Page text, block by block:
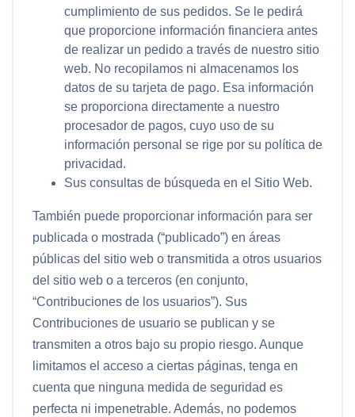
cumplimiento de sus pedidos. Se le pedirá
que proporcione información financiera antes
de realizar un pedido a través de nuestro sitio
web. No recopilamos ni almacenamos los
datos de su tarjeta de pago. Esa información
se proporciona directamente a nuestro
procesador de pagos, cuyo uso de su
información personal se rige por su política de
privacidad.
Sus consultas de búsqueda en el Sitio Web.
También puede proporcionar información para ser
publicada o mostrada (“publicado”) en áreas
públicas del sitio web o transmitida a otros usuarios
del sitio web o a terceros (en conjunto,
“Contribuciones de los usuarios”). Sus
Contribuciones de usuario se publican y se
transmiten a otros bajo su propio riesgo. Aunque
limitamos el acceso a ciertas páginas, tenga en
cuenta que ninguna medida de seguridad es
perfecta ni impenetrable. Además, no podemos